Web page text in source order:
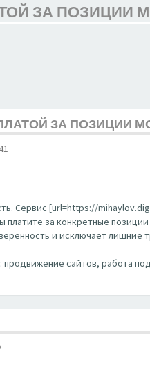
ЗА ПОЗИЦИИ
ЗА ПОЗИЦИИ
Сервис [url=https://
платите за конкретные
и исключает лишние
продвижение сайтов, работа